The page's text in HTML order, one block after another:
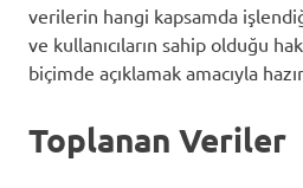
verilerin hangi kapsamda
ve kullanıcıların sahip olduğu
biçimde açıklamak amacıyla
Toplanan Veriler